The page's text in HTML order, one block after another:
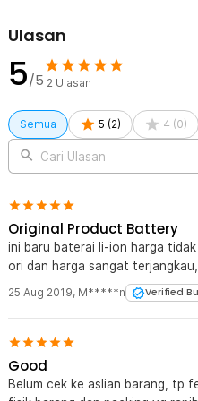
Rincian yang Anda dapatkan
1 x NITECORE Baterai Isi
3400mAh - NL1834
Ulasan
5/5 2 Ulasan
Semua 5 (2) 4 (0)
Cari Ulasan
Original Product Battery
ini baru baterai li-ion harga
ori dan harga sangat
25 Aug 2019, M*****n Verified
Good
Belum cek ke aslian barang, tp